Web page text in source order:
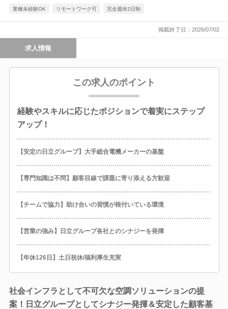
業種未経験OK リモートワーク可 完全週休2日制
掲載終了日：2026/07/02
求人情報
この求人のポイント
経験やスキルに応じたポジションで着実にステップ
アップ！
【安定の日立グループ】大手総合電機メーカーの基盤
【専門知識は不問】顧客目線で課題に寄り添える方歓迎
【チームで協力】助け合いの習慣が根付いている環境
【営業の強み】日立グループ各社とのシナジーを発揮
【年休126日】土日祝休/福利厚生充実
社会インフラとして不可欠な空調ソリューションの提
案！日立グループとしてシナジー発揮＆安定した顧客基